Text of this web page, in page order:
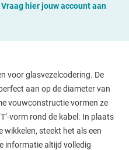
Vraag hier jouw account aan
voor glasvezelcodering. De
aan op de diameter van
vouwconstructie vormen ze
vorm rond de kabel. In plaats
wikkelen, steekt het als een
informatie altijd volledig